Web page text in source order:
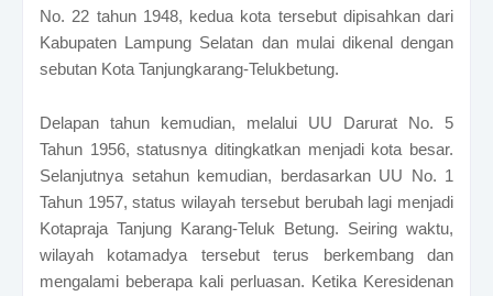
No. 22 tahun 1948, kedua kota tersebut dipisahkan dari
Kabupaten Lampung Selatan dan mulai dikenal dengan
sebutan Kota Tanjungkarang-Telukbetung.
Delapan tahun kemudian, melalui UU Darurat No. 5
Tahun 1956, statusnya ditingkatkan menjadi kota besar.
Selanjutnya setahun kemudian, berdasarkan UU No. 1
Tahun 1957, status wilayah tersebut berubah lagi menjadi
Kotapraja Tanjung Karang-Teluk Betung. Seiring waktu,
wilayah kotamadya tersebut terus berkembang dan
mengalami beberapa kali perluasan. Ketika Keresidenan